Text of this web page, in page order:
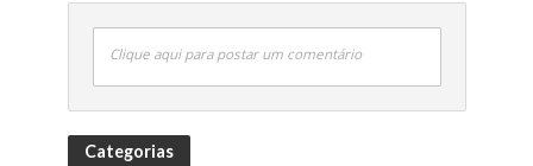
Clique aqui para postar um comentário
Categorias